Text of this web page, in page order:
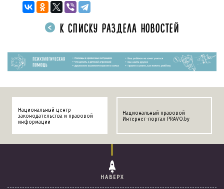
К СПИСКУ РАЗДЕЛА НОВОСТЕЙ
Национальный центр
законодательства и правовой
информации
Национальный правовой
Интернет-портал PRAVO.by
НАВЕРХ